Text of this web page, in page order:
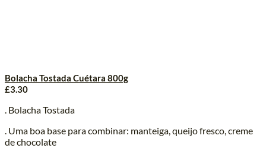
Bolacha Tostada Cuétara 800g
£3.30
. Bolacha Tostada
. Uma boa base para combinar: manteiga, queijo fresco, creme
de chocolate